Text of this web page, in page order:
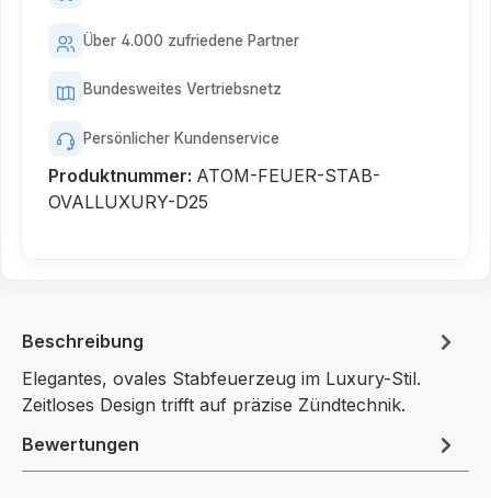
Über 4.000 zufriedene Partner
Bundesweites Vertriebsnetz
Persönlicher Kundenservice
Produktnummer: ATOM-FEUER-STAB-
OVALLUXURY-D25
Beschreibung
Elegantes, ovales Stabfeuerzeug im Luxury-Stil.
Zeitloses Design trifft auf präzise Zündtechnik.
Bewertungen